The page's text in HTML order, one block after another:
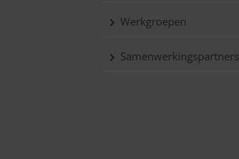
Werkgroepen
Samenwerkingspartners